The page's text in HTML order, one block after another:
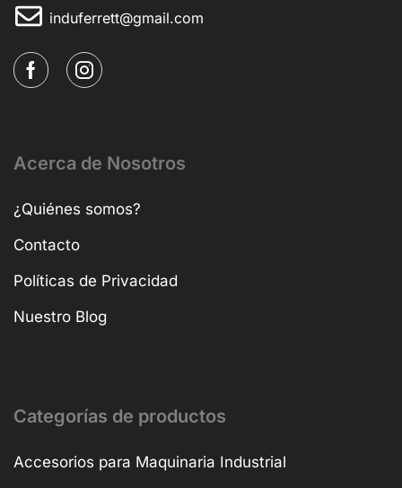
induferrett@gmail.com
Acerca de Nosotros
¿Quiénes somos?
Contacto
Políticas de Privacidad
Nuestro Blog
Categorías de productos
Accesorios para Maquinaria Industrial